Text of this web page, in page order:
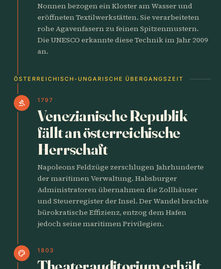
Nonnen bezogen ein Kloster am Wasser und
eröffneten Textilwerkstätten. Sie verarbeiteten
rohe Agavenfasern zu feinen Spitzenmustern.
Die UNESCO erkannte diese Technik im Jahr 2009
an.
ÖSTERREICHISCH-UNGARISCHE ÜBERGANGSZEIT
gavel 1797
Venezianische Republik
fällt an österreichische
Herrschaft
Napoleons Feldzüge zerschlugen Jahrhunderte
der maritimen Verwaltung. Habsburger
Administratoren übernahmen die Zollhäuser
und Steuerregister der Insel. Der Wandel brachte
bürokratische Effizienz, entzog dem Hafen
jedoch seine maritimen Privilegien.
palette 1803